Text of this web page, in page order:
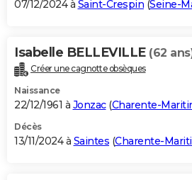
07/12/2024 à Saint-Crespin (Seine-
Isabelle BELLEVILLE (62
Créer une cagnotte obsèques
Naissance
22/12/1961 à Jonzac(Charente-
Décès
13/11/2024 à Saintes (Charente-